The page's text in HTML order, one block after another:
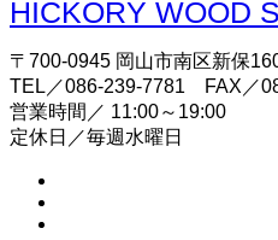
HICKORY WOOD
〒700-0945 岡山市南区新保
TEL／086-239-7781 FAX／
営業時間／ 11:00～19:00
定休日／毎週水曜日